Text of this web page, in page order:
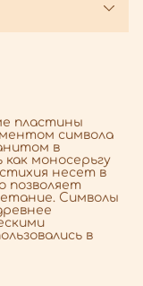
пластины
символа
в
моносерьгу
несет в
позволяет
Символы
в